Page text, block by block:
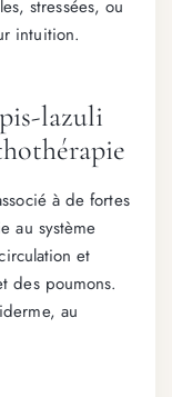
stressées, ou
intuition.
lazuli
à de fortes
au système
et
des poumons.
au